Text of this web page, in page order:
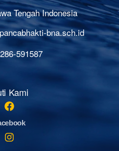
Tengah Indonesia
bna.sch.id
591587
Kami